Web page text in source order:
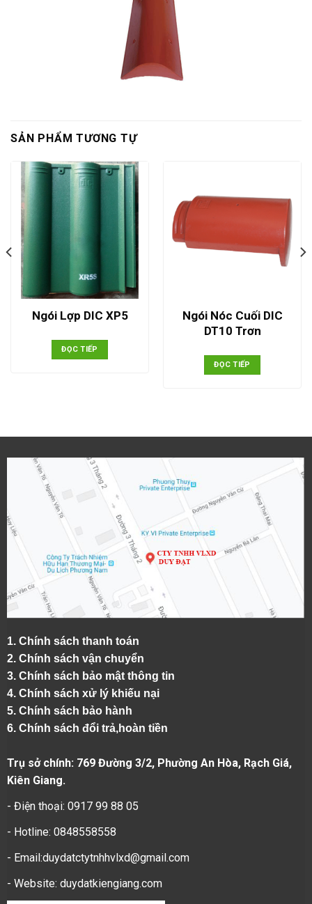
SẢN PHẨM TƯƠNG TỰ
Ngói Lợp DIC XP5
ĐỌC TIẾP
Ngói Nóc Cuối DIC
DT10 Trơn
ĐỌC TIẾP
1. Chính sách thanh toán
2. Chính sách vận chuyển
3. Chính sách bảo mật thông tin
4. Chính sách xử lý khiếu nại
5. Chính sách bảo hành
6. Chính sách đổi trả,hoàn tiền
Trụ sở chính: 769 Đường 3/2, Phường An Hòa, Rạch Giá,
Kiên Giang.
- Điện thoại: 0917 99 88 05
- Hotline: 0848558558
- Email:duydatctytnhhvlxd@gmail.com
- Website: duydatkiengiang.com